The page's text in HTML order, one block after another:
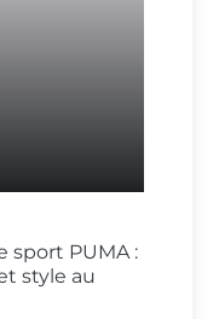
sport PUMA :
style au